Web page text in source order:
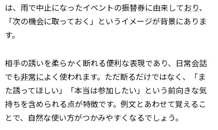
は、雨で中止になったイベントの振替券に由来しており、
「次の機会に取っておく」というイメージが背景にありま
す。
相手の誘いを柔らかく断れる便利な表現であり、日常会話
でも非常によく使われます。ただ断るだけではなく、「ま
た誘ってほしい」「本当は参加したい」という前向きな気
持ちを含められる点が特徴です。例文とあわせて覚えるこ
とで、自然な使い方がつかみやすくなるでしょう。